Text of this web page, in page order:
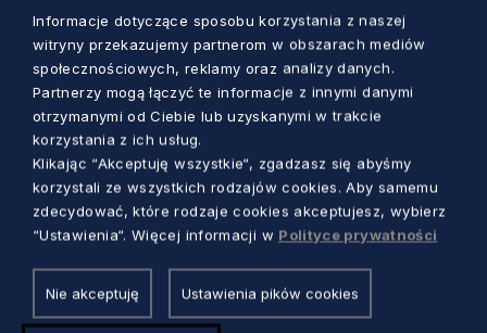
Zobacz również
Informacje dotyczące sposobu korzystania z naszej
witryny przekazujemy partnerom w obszarach mediów
społecznościowych, reklamy oraz analizy danych.
Partnerzy mogą łączyć te informacje z innymi danymi
otrzymanymi od Ciebie lub uzyskanymi w trakcie
korzystania z ich usług.
Klikając “Akceptuję wszystkie“, zgadzasz się abyśmy
korzystali ze wszystkich rodzajów cookies. Aby samemu
zdecydować, które rodzaje cookies akceptujesz, wybierz
“Ustawienia“. Więcej informacji w Polityce prywatności
Nie akceptuję Ustawienia pików cookies